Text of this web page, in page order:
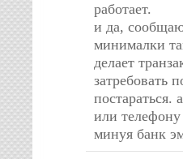
работает.
и да,
минималки
делает
затребовать
постараться.
или
минуя банк